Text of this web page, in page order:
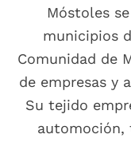
Móstoles
municipios
Comunidad de
de empresas y
Su tejido
automoción,